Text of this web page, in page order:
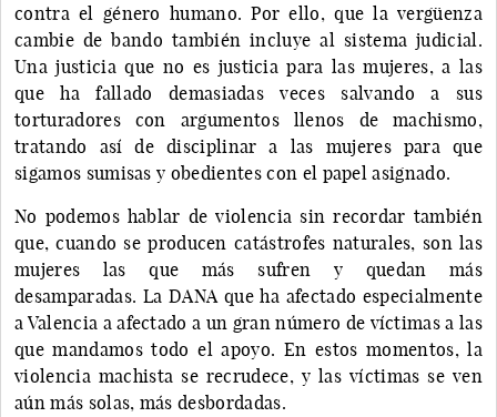
contra el género humano. Por ello, que la vergüenza
cambie de bando también incluye al sistema judicial.
Una justicia que no es justicia para las mujeres, a las
que ha fallado demasiadas veces salvando a sus
torturadores con argumentos llenos de machismo,
tratando así de disciplinar a las mujeres para que
sigamos sumisas y obedientes con el papel asignado.
No podemos hablar de violencia sin recordar también
que, cuando se producen catástrofes naturales, son las
mujeres las que más sufren y quedan más
desamparadas. La DANA que ha afectado especialmente
a Valencia a afectado a un gran número de víctimas a las
que mandamos todo el apoyo. En estos momentos, la
violencia machista se recrudece, y las víctimas se ven
aún más solas, más desbordadas.